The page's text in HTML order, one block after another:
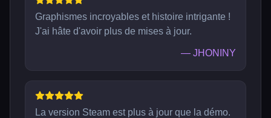
Graphismes incroyables et histoire intrigante !
J'ai hâte d'avoir plus de mises à jour.
— JHONINY
La version Steam est plus à jour que la démo.